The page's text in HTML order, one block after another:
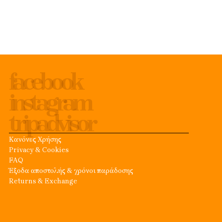
facebook
instagram
tripadvisor
Κανόνες Χρήσης
Privacy & Cookies
FAQ
Έξοδα αποστολής & χρόνοι παράδοσης
Returns & Exchange